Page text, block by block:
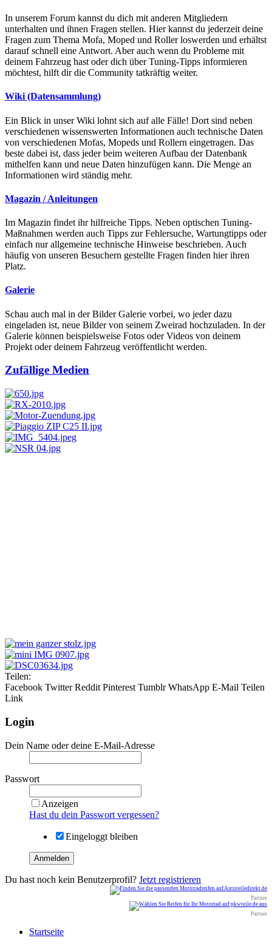
In unserem Forum kannst du dich mit anderen Mitgliedern
unterhalten und ihnen Fragen stellen. Hier kannst du jederzeit deine
Fragen zum Thema Mofa, Moped und Roller loswerden und erhältst
darauf schnell eine Antwort. Aber auch wenn du Probleme mit
deinem Fahrzeug hast oder dich über Tuning-Tipps informieren
möchtest, hilft dir die Community tatkräftig weiter.
Wiki (Datensammlung)
Ein Blick in unser Wiki lohnt sich auf alle Fälle! Dort sind neben
verschiedenen wissenswerten Informationen auch technische Daten
von verschiedenen Mofas, Mopeds und Rollern eingetragen. Das
beste dabei ist, dass jeder beim weiteren Aufbau der Datenbank
mithelfen kann und neue Daten hinzufügen kann. Die Menge an
Informationen wird ständig mehr.
Magazin / Anleitungen
Im Magazin findet ihr hilfreiche Tipps. Neben optischen Tuning-
Maßnahmen werden auch Tipps zur Fehlersuche, Wartungtipps oder
einfach nur allgemeine technische Hinweise beschrieben. Auch
häufig von unseren Besuchern gestellte Fragen finden hier ihren
Platz.
Galerie
Schau auch mal in der Bilder Galerie vorbei, wo jeder dazu
eingeladen ist, neue Bilder von seinem Zweirad hochzuladen. In der
Galerie können beispielsweise Fotos oder Videos von deinem
Projekt oder deinem Fahrzeug veröffentlicht werden.
Zufällige Medien
Teilen:
Facebook Twitter Reddit Pinterest Tumblr WhatsApp E-Mail Teilen
Link
Login
Dein Name oder deine E-Mail-Adresse
Passwort
Anzeigen
Hast du dein Passwort vergessen?
Eingeloggt bleiben
Anmelden
Du hast noch kein Benutzerprofil? Jetzt registrieren
Partner
Partner
Startseite